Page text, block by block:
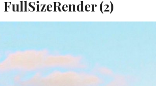
FullSizeRender (2)